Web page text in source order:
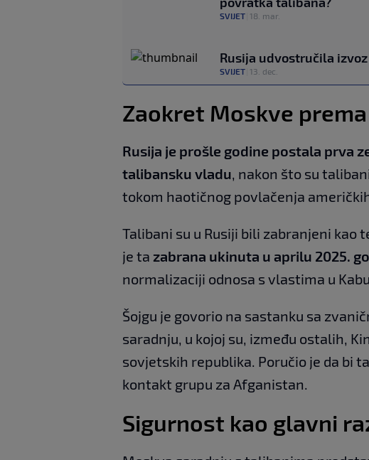
SVIJET 18. mar.
Rusija udvostručila
SVIJET 13. dec.
Zaokret Moskve
Rusija je prošle godine postala prva
talibansku vladu , nakon što su
tokom haotičnog povlačenja
Talibani su u Rusiji bili zabranjeni kao
je ta zabrana ukinuta u aprilu 2025.
normalizaciji odnosa s vlastima u
Šojgu je govorio na sastanku sa
saradnju, u kojoj su, između ostalih,
sovjetskih republika. Poručio je da bi
kontakt grupu za Afganistan.
Sigurnost kao glavni